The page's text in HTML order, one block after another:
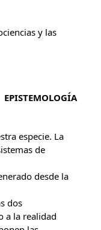
y las
especie. La
de
desde la
dos
a la realidad